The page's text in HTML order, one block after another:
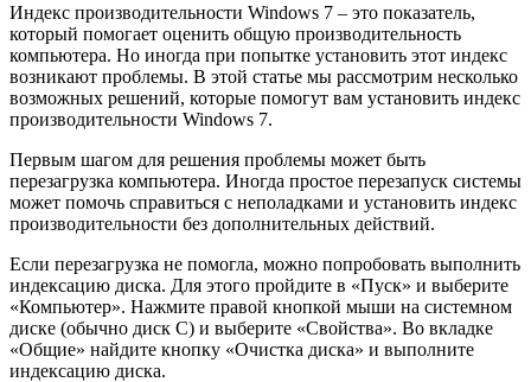
Индекс производительности Windows 7 – это показатель,
который помогает оценить общую производительность
компьютера. Но иногда при попытке установить этот индекс
возникают проблемы. В этой статье мы рассмотрим несколько
возможных решений, которые помогут вам установить индекс
производительности Windows 7.
Первым шагом для решения проблемы может быть
перезагрузка компьютера. Иногда простое перезапуск системы
может помочь справиться с неполадками и установить индекс
производительности без дополнительных действий.
Если перезагрузка не помогла, можно попробовать выполнить
индексацию диска. Для этого пройдите в «Пуск» и выберите
«Компьютер». Нажмите правой кнопкой мыши на системном
диске (обычно диск C) и выберите «Свойства». Во вкладке
«Общие» найдите кнопку «Очистка диска» и выполните
индексацию диска.